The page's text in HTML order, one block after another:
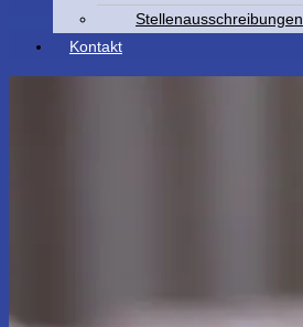
Stellenausschreibungen
Kontakt